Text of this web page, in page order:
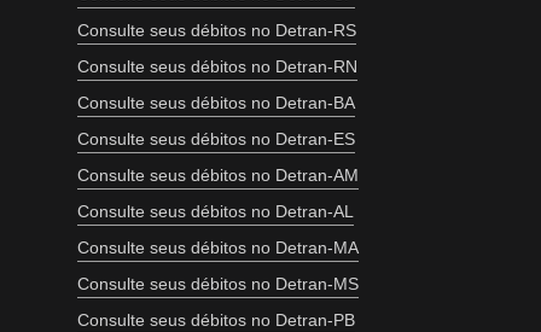
Consulte seus débitos no Detran-RS
Consulte seus débitos no Detran-RN
Consulte seus débitos no Detran-BA
Consulte seus débitos no Detran-ES
Consulte seus débitos no Detran-AM
Consulte seus débitos no Detran-AL
Consulte seus débitos no Detran-MA
Consulte seus débitos no Detran-MS
Consulte seus débitos no Detran-PB